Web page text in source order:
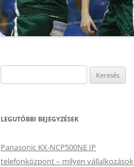
LEGUTÓBBI BEJEGYZÉSEK
Panasonic KX-NCP500NE IP
telefonközpont – milyen vállalkozások